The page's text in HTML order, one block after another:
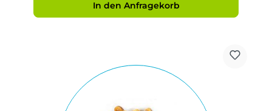
In den Anfragekorb